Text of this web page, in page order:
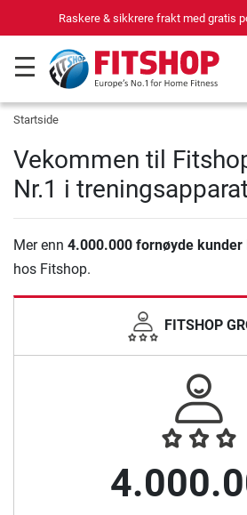
Raskere & sikkrere frakt med gratis
Startside
Vekommen til
Nr.1 i
Mer enn 4.000.000 fornøyde kunder
hos Fitshop.
FITSHOP